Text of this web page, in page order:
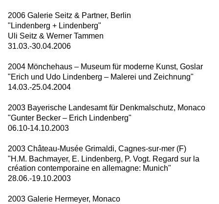
2006 Galerie Seitz & Partner, Berlin
"Lindenberg + Lindenberg"
Uli Seitz & Werner Tammen
31.03.-30.04.2006
2004 Mönchehaus – Museum für moderne Kunst, Goslar
"Erich und Udo Lindenberg – Malerei und Zeichnung"
14.03.-25.04.2004
2003 Bayerische Landesamt für Denkmalschutz, Monaco
"Gunter Becker – Erich Lindenberg"
06.10-14.10.2003
2003 Château-Musée Grimaldi, Cagnes-sur-mer (F)
"H.M. Bachmayer, E. Lindenberg, P. Vogt. Regard sur la
création contemporaine en allemagne: Munich"
28.06.-19.10.2003
2003 Galerie Hermeyer, Monaco